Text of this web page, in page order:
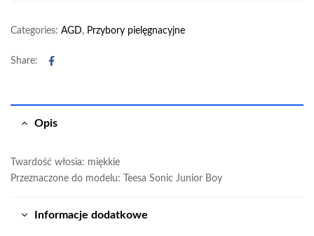
Categories: AGD, Przybory pielęgnacyjne
Share: Facebook
Opis
Twardość włosia: miękkie
Przeznaczone do modelu: Teesa Sonic Junior Boy
Informacje dodatkowe